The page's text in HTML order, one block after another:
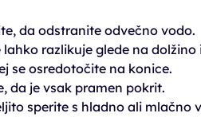
da odstranite odvečno vodo.
razlikuje glede na dolžino
se osredotočite na konice.
da je vsak pramen pokrit.
sperite s hladno ali mlačno